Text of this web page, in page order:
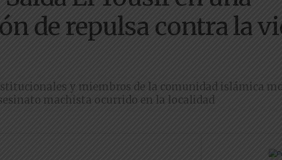
de repulsa contra la
y miembros de la comunidad islámica
machista ocurrido en la localidad